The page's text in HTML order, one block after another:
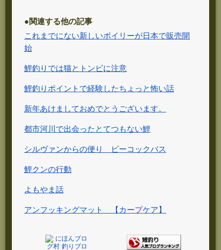
●関連する他の記事
これまでにない新しいボイリーが日本で販売開
始
鯉釣りでは猫とトンビに注意
鯉釣りポイントで経験したちょっと怖い話
新年あけましておめでとうございます。
都市河川で出会ったとてつもない鯉
シルヴァンからの便り ピーコックバス
鯉クンの行動
よもやま話
アンフッキングマット 【カープケア】